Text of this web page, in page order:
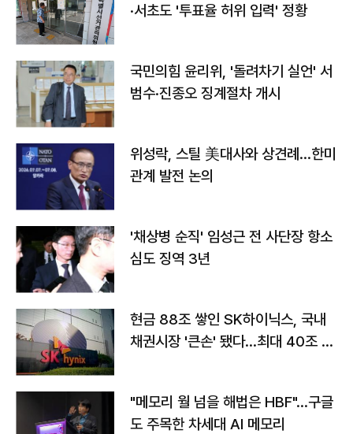
·서초도 '투표율 허위 입력' 정황
국민의힘 윤리위, '돌려차기 실언' 서
범수·진종오 징계절차 개시
위성락, 스틸 美대사와 상견례…한미
관계 발전 논의
'채상병 순직' 임성근 전 사단장 항소
심도 징역 3년
현금 88조 쌓인 SK하이닉스, 국내
채권시장 '큰손' 됐다…최대 40조 투
"메모리 월 넘을 해법은 HBF"…구글
도 주목한 차세대 AI 메모리